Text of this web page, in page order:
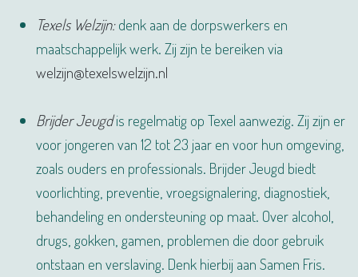
Texels Welzijn:denk aan de dorpswerkers en
maatschappelijk werk. Zij zijn te bereiken via
welzijn@texelswelzijn.nl
Brijder Jeugdis regelmatig op Texel aanwezig. Zij zijn er
voor jongeren van 12 tot 23 jaar en voor hun omgeving,
zoals ouders en professionals. Brijder Jeugd biedt
voorlichting, preventie, vroegsignalering, diagnostiek,
behandeling en ondersteuning op maat. Over alcohol,
drugs, gokken, gamen, problemen die door gebruik
ontstaan en verslaving. Denk hierbij aan Samen Fris.